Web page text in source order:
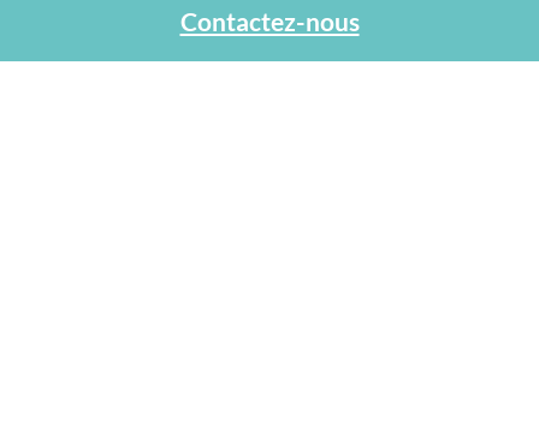
Protection des données personnelles
Association Agapa
Contactez-nous